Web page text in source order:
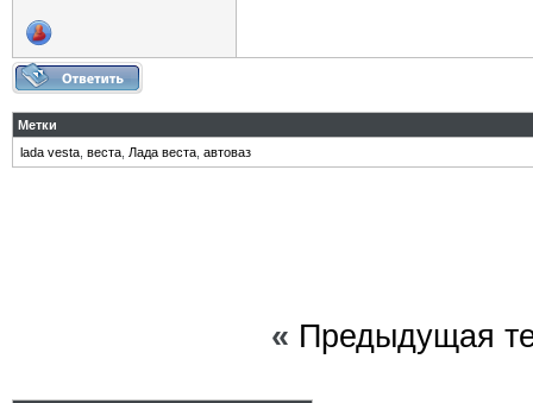
Метки
lada vesta веста Лада веста автоваз
« Предыдущая